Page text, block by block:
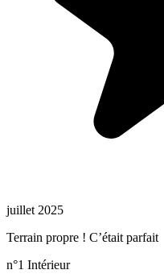
juillet 2025
Terrain propre ! C’était parfait
n°1 Intérieur